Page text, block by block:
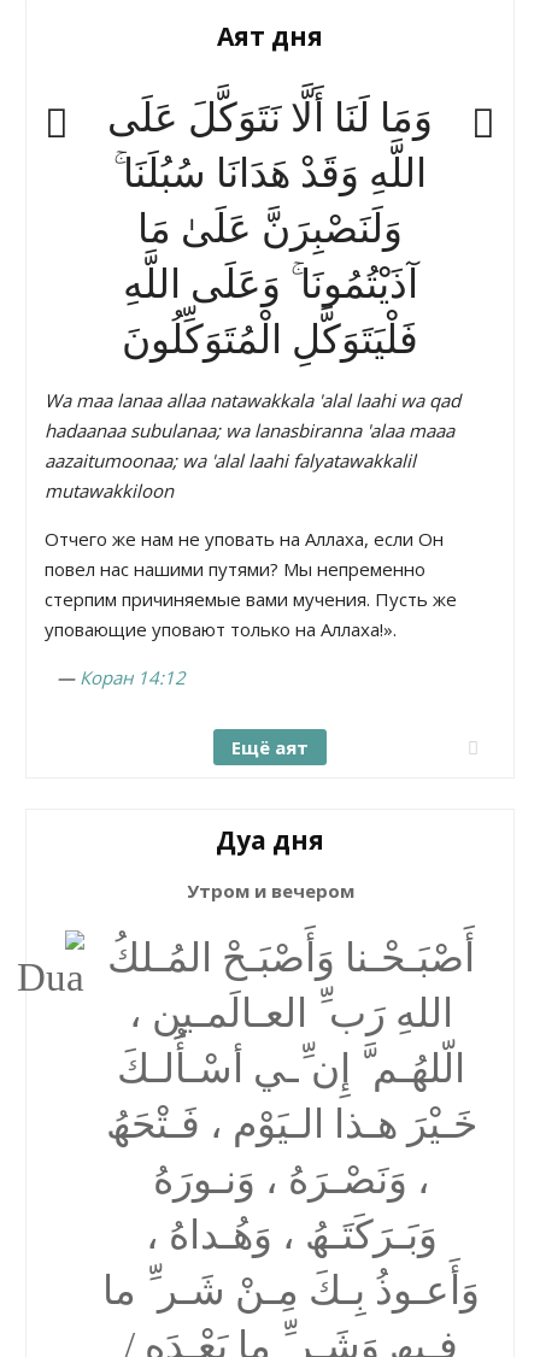
Аят дня
وَمَا لَنَا أَلَّا نَتَوَكَّلَ عَلَى
اللَّهِ وَقَدْ هَدَانَا سُبُلَنَا ۚ
وَلَنَصْبِرَنَّ عَلَىٰ مَا
آذَيْتُمُونَا ۚ وَعَلَى اللَّهِ
فَلْيَتَوَكَّلِ الْمُتَوَكِّلُونَ
Wa maa lanaa allaa natawakkala 'alal laahi wa qad
hadaanaa subulanaa; wa lanasbiranna 'alaa maaa
aazaitumoonaa; wa 'alal laahi falyatawakkalil
mutawakkiloon
Отчего же нам не уповать на Аллаха, если Он
повел нас нашими путями? Мы непременно
стерпим причиняемые вами мучения. Пусть же
уповающие уповают только на Аллаха!».
— Коран 14:12
Ещё аят
Дуа дня
Утром и вечером
أَصْبَـحْـنا وَأَصْبَـحْ المُـلكُ
اللهِ رَب ِّ العـالَمـین ،
الّلھُـم َّ إِن ِّـي أسْـأَُلـكَ
خَـیْرَ ھـذا الـیَوْم ، فَـتْحَھُ
، وَنَصْـرَهُ ، وَنـورَهُ
وَبَـرَكَتَـھُ ، وَھُـداهُ ،
وَأَعـوذُ بِـكَ مِـنْ شَـر ِّ ما
فـیھِ وَشَـر ِّ ما بَعْـدَه /